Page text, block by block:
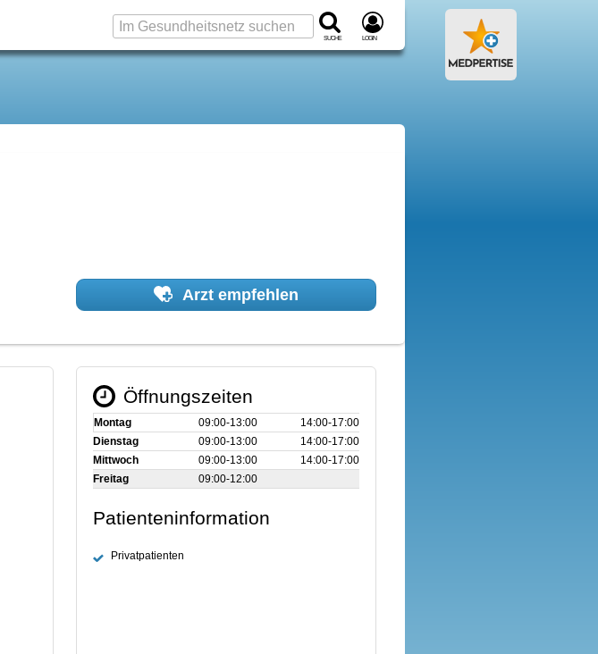
Suche Login
Arzt empfehlen
Öffnungszeiten
Montag 09:00‑13:00
14:00‑17:00
Dienstag
09:00‑13:00
14:00‑17:00
Mittwoch
09:00‑13:00
14:00‑17:00
Freitag
09:00‑12:00
Patienteninformation
Privatpatienten